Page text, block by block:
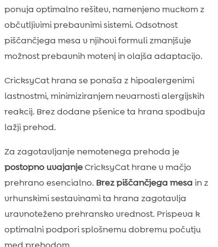
ponuja optimalno rešitev, namenjeno muckom z
občutljivimi prebavnimi sistemi. Odsotnost
piščančjega mesa v njihovi formuli zmanjšuje
možnost prebavnih motenj in olajša adaptacijo.
CricksyCat hrana se ponaša z hipoalergenimi
lastnostmi, minimiziranjem nevarnosti alergijskih
reakcij. Brez dodane pšenice ta hrana spodbuja
lažji prehod.
Za zagotavljanje nemotenega prehoda je
postopno uvajanjeCricksyCat hrane v mačjo
prehrano esencialno. Brez piščančjega mesa in z
vrhunskimi sestavinami ta hrana zagotavlja
uravnoteženo prehransko vrednost. Prispeva k
optimalni podpori splošnemu dobremu počutju